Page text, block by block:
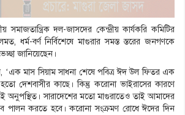
সমাজতান্ত্রিক দল-জাসদের কেন্দ্রীয় কার্যকরি কমিটির
ধর্ম-বর্ণ নির্বিশেষে মাগুরার সমস্ত স্তরের জনগণকে
জানিয়েছেন।
‘এক মাস সিয়াম সাধনা শেষে পবিত্র ঈদ উল ফিতর এক
দেশবাসীর কাছে। কিন্তু করোনা ভাইরাসের কারণে
অনুপস্থিত। সারাদেশের মতো মাগুরাতেও তাই আমাদের
পালন করতে হবে। করোনা সংক্রমণ রোধে ঈদের দিন